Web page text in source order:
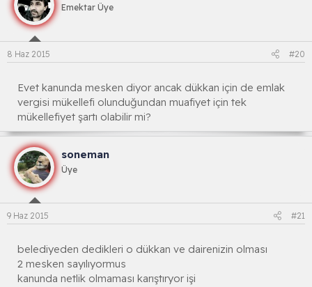
Emektar Üye
8 Haz 2015 #20
Evet kanunda mesken diyor ancak dükkan için de emlak
vergisi mükellefi olunduğundan muafiyet için tek
mükellefiyet şartı olabilir mi?
soneman
Üye
9 Haz 2015 #21
belediyeden dedikleri o dükkan ve dairenizin olması
2 mesken sayılıyormus
kanunda netlik olmaması karıştıryor işi